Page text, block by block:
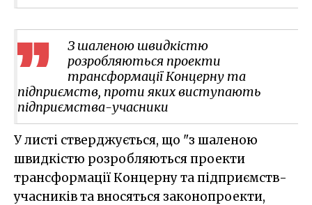
З шаленою швидкістю
розробляються проекти
трансформації Концерну та
підприємств, проти яких виступають
підприємства-учасники
У листі стверджується, що "з шаленою
швидкістю розробляються проекти
трансформації Концерну та підприємств-
учасників та вносяться законопроекти,